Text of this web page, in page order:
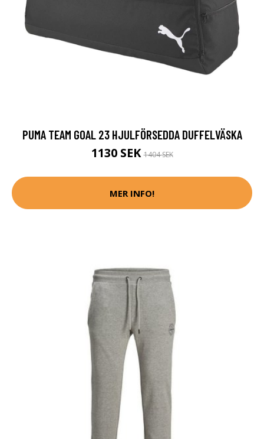
PUMA TEAM GOAL 23 HJULFÖRSEDDA DUFFELVÄSKA
1130 SEK1404 SEK
MER INFO!